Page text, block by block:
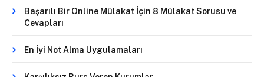
Başarılı Bir Online Mülakat İçin 8 Mülakat Sorusu ve
Cevapları
En İyi Not Alma Uygulamaları